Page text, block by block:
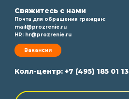
Свяжитесь с нами
Почта для обращения граждан:
mail@prozrenie.ru
HR: hr@prozrenie.ru
Вакансии
Колл-центр: +7 (495) 185 01 13